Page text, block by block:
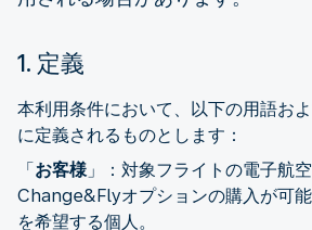
1. 定義
本利用条件において、以下の用語お
に定義されるものとします：
「お客様 」：対象フライトの電子航
Change&Flyオプションの購入が可
を希望する個人。